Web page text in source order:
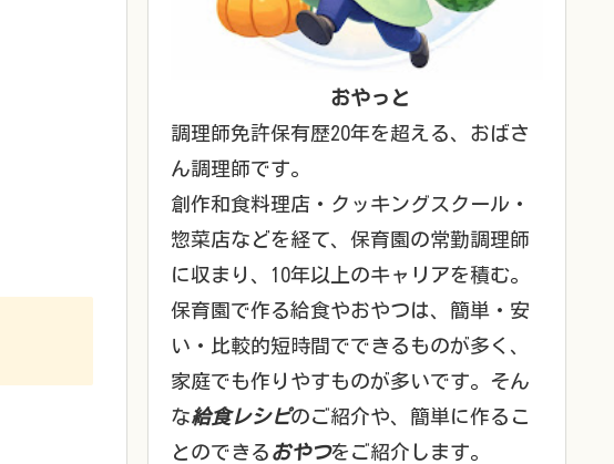
おやっと
調理師免許保有歴20年を超える、おばさ
ん調理師です。
創作和食料理店・クッキングスクール・
惣菜店などを経て、保育園の常勤調理師
に収まり、10年以上のキャリアを積む。
保育園で作る給食やおやつは、簡単・安
い・比較的短時間でできるものが多く、
家庭でも作りやすものが多いです。そん
な給食レシピのご紹介や、簡単に作るこ
とのできる おやつをご紹介します。